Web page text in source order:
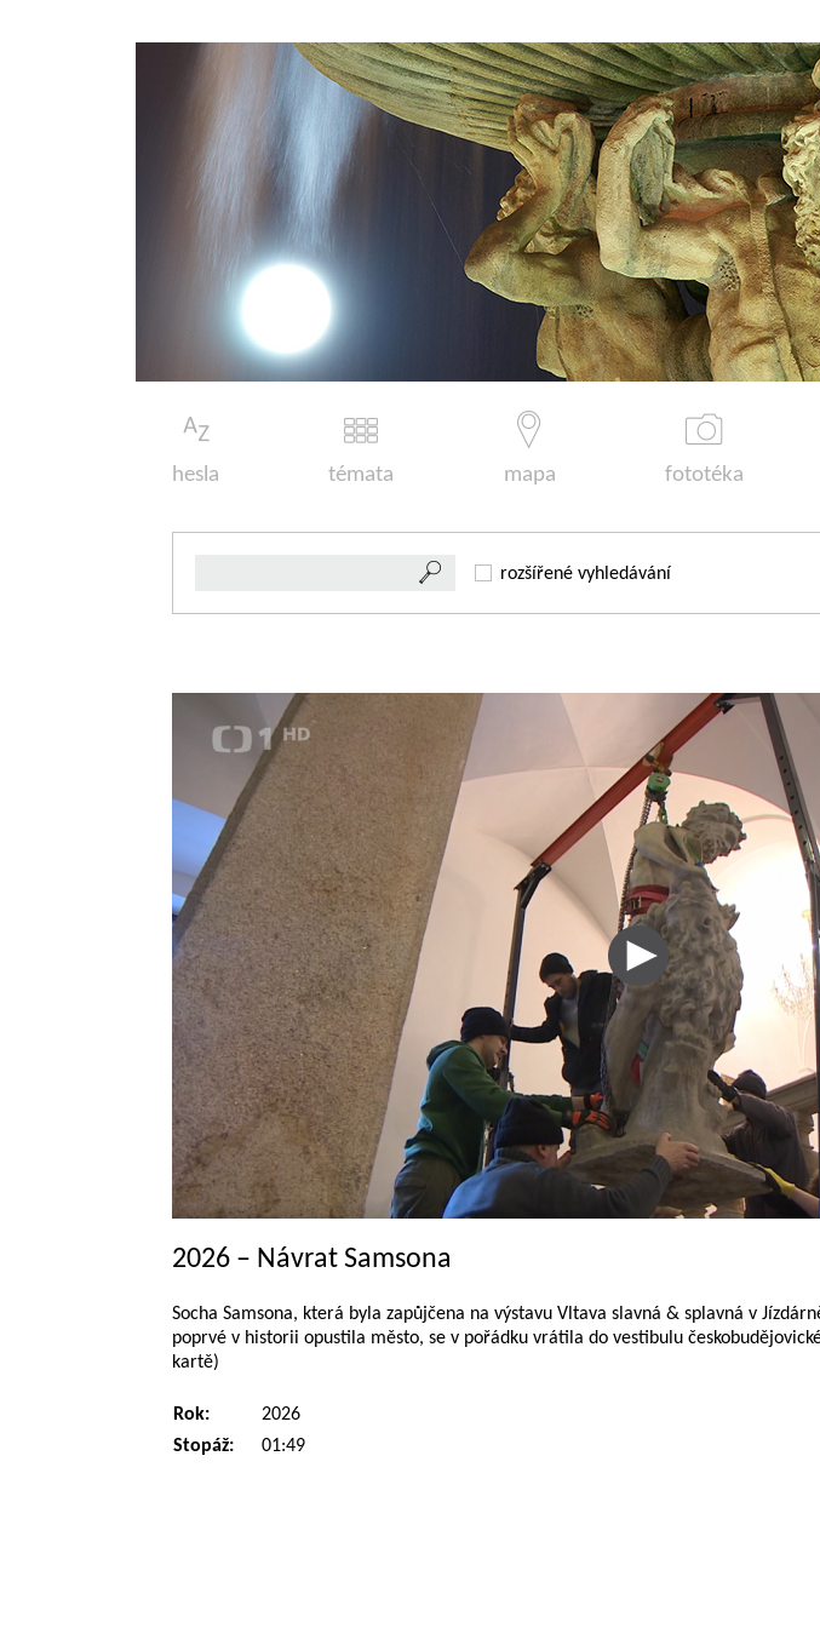
hesla témata mapa fototéka
rozšířené vyhledávání
2026 – Návrat Samsona
Socha Samsona, která byla zapůjčena na výstavu Vltava slavná & splavná v
poprvé v historii opustila město, se v pořádku vrátila do vestibulu
kartě)
Rok:
2026
Stopáž:
01:49